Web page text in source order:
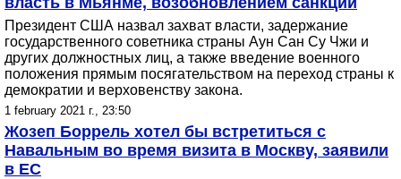
Президент США назвал захват власти, задержание
государственного советника страны Аун Сан Су Чжи и
других должностных лиц, а также введение военного
положения прямым посягательством на переход страны к
демократии и верховенству закона.
1 february 2021 г., 23:50
Жозеп Боррель хотел бы встретиться с
Навальным во время визита в Москву, заявили
в ЕС